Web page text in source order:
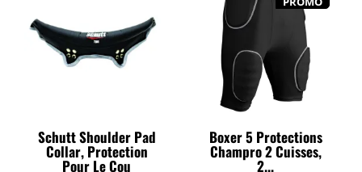
Schutt Shoulder Pad
Collar, Protection
Pour Le Cou
Boxer 5 Protections
Champro 2 Cuisses,
2...